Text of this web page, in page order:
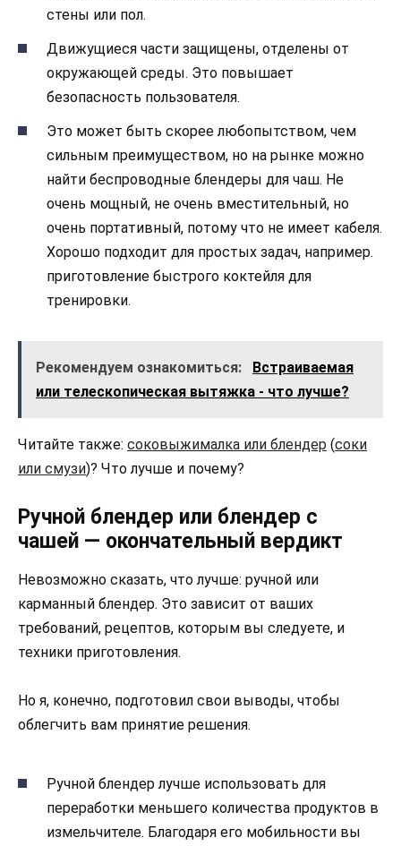
стены или пол.
Движущиеся части защищены, отделены от
окружающей среды. Это повышает
безопасность пользователя.
Это может быть скорее любопытством, чем
сильным преимуществом, но на рынке можно
найти беспроводные блендеры для чаш. Не
очень мощный, не очень вместительный, но
очень портативный, потому что не имеет кабеля.
Хорошо подходит для простых задач, например.
приготовление быстрого коктейля для
тренировки.
Рекомендуем ознакомиться:
Встраиваемая
или телескопическая вытяжка - что лучше?
Читайте также: соковыжималка или блендер (соки
или смузи)? Что лучше и почему?
Ручной блендер или блендер с
чашей — окончательный вердикт
Невозможно сказать, что лучше: ручной или
карманный блендер. Это зависит от ваших
требований, рецептов, которым вы следуете, и
техники приготовления.
Но я, конечно, подготовил свои выводы, чтобы
облегчить вам принятие решения.
Ручной блендер лучше использовать для
переработки меньшего количества продуктов в
измельчителе. Благодаря его мобильности вы